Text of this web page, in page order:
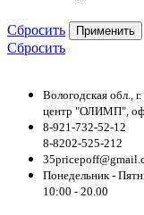
Сбросить Применить
Сбросить
Вологодская обл.,
центр "ОЛИМП",
8-921-732-52-12
8-8202-525-212
Понедельник -
10:00 - 20.00